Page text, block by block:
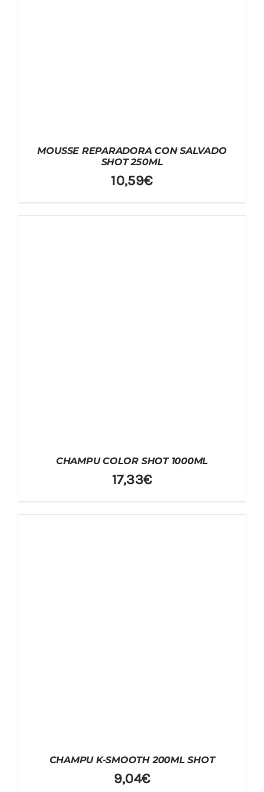
MOUSSE REPARADORA CON SALVADO
SHOT 250ML
10,59€
CHAMPU COLOR SHOT 1000ML
17,33€
CHAMPU K-SMOOTH 200ML SHOT
9,04€